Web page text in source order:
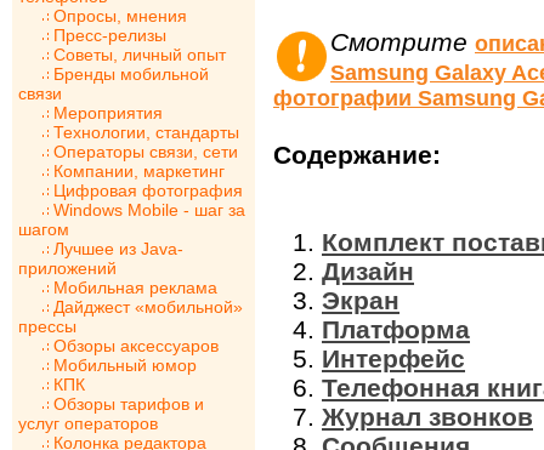
Опросы, мнения
Пресс-релизы
Советы, личный опыт
Бренды мобильной
связи
Мероприятия
Технологии, стандарты
Операторы связи, сети
Компании, маркетинг
Цифровая фотография
Windows Mobile - шаг за
шагом
Лучшее из Java-
приложений
Мобильная реклама
Дайджест «мобильной»
прессы
Обзоры аксессуаров
Мобильный юмор
КПК
Обзоры тарифов и
услуг операторов
Колонка редактора
Смотрите
Samsung Galaxy
фотографии Samsung
Содержание:
Комплект
Дизайн
Экран
Платформа
Интерфейс
Телефонная
Журнал звонков